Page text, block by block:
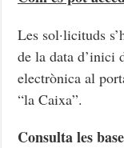
Les sol·licituds
de la data d’inici
electrònica al
“la Caixa”.
Consulta les